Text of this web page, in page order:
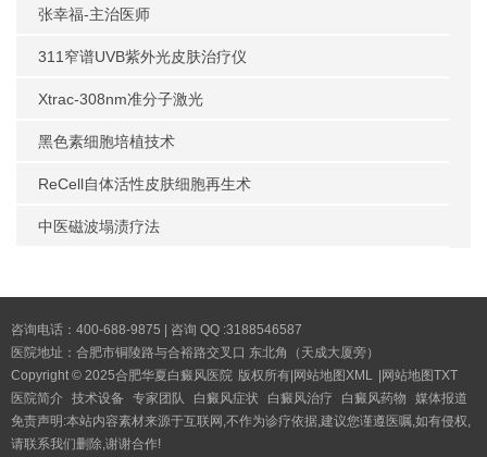
张幸福-主治医师
311窄谱UVB紫外光皮肤治疗仪
Xtrac-308nm准分子激光
黑色素细胞培植技术
ReCell自体活性皮肤细胞再生术
中医磁波塌渍疗法
咨询电话：400-688-9875 | 咨询 QQ :3188546587
医院地址：合肥市铜陵路与合裕路交叉口 东北角（天成大厦旁）
Copyright © 2025合肥华夏白癜风医院 版权所有| 网站地图XML
网站地图TXT
医院简介
技术设备 专家团队 白癜风症状 白癜风治疗 白癜风药物
媒体报道
免责声明:本站内容素材来源于互联网,不作为诊疗依据,建议您谨遵医嘱,如有侵权,
请联系我们删除,谢谢合作!